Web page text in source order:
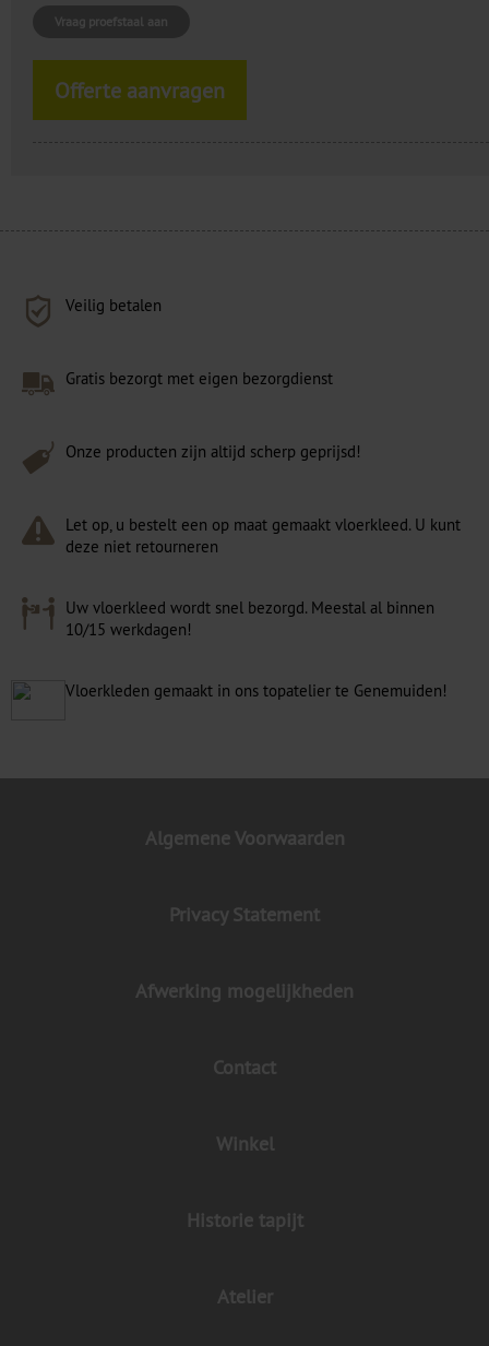
Vraag proefstaal aan
Offerte aanvragen
Veilig betalen
Gratis bezorgt met eigen bezorgdienst
Onze producten zijn altijd scherp geprijsd!
Let op, u bestelt een op maat gemaakt vloerkleed. U kunt
deze niet retourneren
Uw vloerkleed wordt snel bezorgd. Meestal al binnen
10/15 werkdagen!
Vloerkleden gemaakt in ons topatelier te Genemuiden!
Algemene Voorwaarden
Privacy Statement
Afwerking mogelijkheden
Contact
Winkel
Historie tapijt
Atelier